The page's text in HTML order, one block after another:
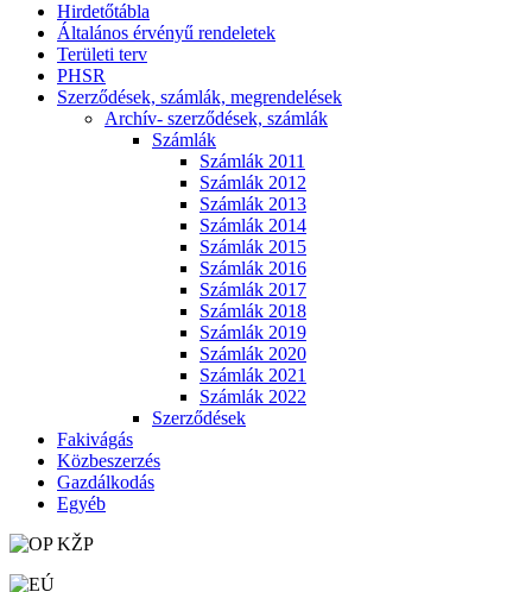
Hirdetőtábla
Általános érvényű rendeletek
Területi terv
PHSR
Szerződések, számlák, megrendelések
Archív- szerződések, számlák
Számlák
Számlák 2011
Számlák 2012
Számlák 2013
Számlák 2014
Számlák 2015
Számlák 2016
Számlák 2017
Számlák 2018
Számlák 2019
Számlák 2020
Számlák 2021
Számlák 2022
Szerződések
Fakivágás
Közbeszerzés
Gazdálkodás
Egyéb